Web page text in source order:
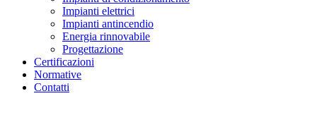
Impianti elettrici
Impianti antincendio
Energia rinnovabile
Progettazione
Certificazioni
Normative
Contatti